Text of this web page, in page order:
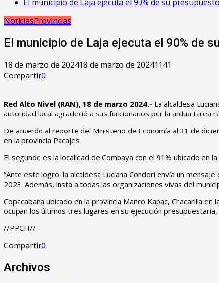
El municipio de Laja ejecuta el 90% de su
NoticiasProvincias
El municipio de Laja ejecuta el 90% de
18 de marzo de 202418 de marzo de 20241141
Compartir0
Red Alto Nivel (RAN), 18 de marzo 2024.- La alcaldesa
autoridad local agradeció a sus funcionarios por la ardua tarea
De acuerdo al reporte del Ministerio de Economía al 31 de
en la provincia Pacajes.
El segundo es la localidad de Combaya con el 91% ubicado en
“Ante este logro, la alcaldesa Luciana Condori envía un
2023. Además, insta a todas las organizaciones vivas del
Copacabana ubicado en la provincia Manco Kapac, Chacarilla
ocupan los últimos tres lugares en su ejecución
//PPCH//
Compartir0
Archivos